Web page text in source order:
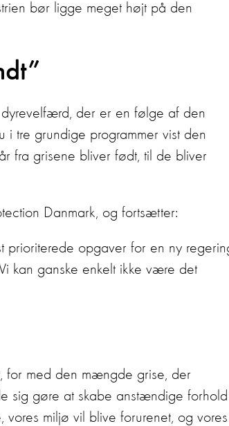
bør ligge meget højt på den
der er en følge af den
i tre grundige programmer vist den
fra grisene bliver født, til de bliver
Danmark, og fortsætter:
prioriterede opgaver for en ny
kan ganske enkelt ikke være det
for med den mængde grise, der
sig gøre at skabe anstændige
miljø vil blive forurenet, og vores